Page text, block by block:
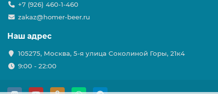
+7 (926) 460-1-460
zakaz@homer-beer.ru
Наш адрес
105275, Москва, 5-я улица Соколиной Горы, 21к4
9:00 - 22:00